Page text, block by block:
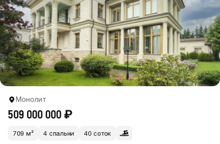
Монолит
509 000 000 ₽
709 м² 4 спальни 40 соток